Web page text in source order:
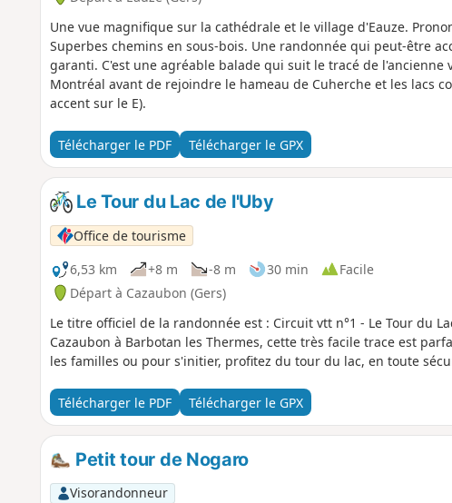
Une vue magnifique sur la cathédrale et le village d'Eauze.
Superbes chemins en sous-bois. Une randonnée qui peut-être
garanti. C'est une agréable balade qui suit le tracé de l'ancienne
Montréal avant de rejoindre le hameau de Cuherche et les lacs
accent sur le E).
Télécharger le PDF Télécharger le GPX
Le Tour du Lac de l'Uby
Office de tourisme
6,53 km
+8 m -8 m 30 min
Facile
Départ à Cazaubon (Gers)
Le titre officiel de la randonnée est : Circuit vtt n°1 - Le Tour du
Cazaubon à Barbotan les Thermes, cette très facile trace est
les familles ou pour s'initier, profitez du tour du lac, en toute
Télécharger le PDF Télécharger le GPX
Petit tour de Nogaro
Visorandonneur